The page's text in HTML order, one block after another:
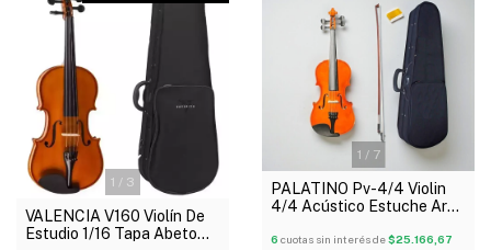
1 / 3
VALENCIA V160 Violín De
Estudio 1/16 Tapa Abeto
1 / 7
PALATINO Pv-4/4 Violin
4/4 Acústico Estuche Arco
6 cuotas sin interés de$25.166,67